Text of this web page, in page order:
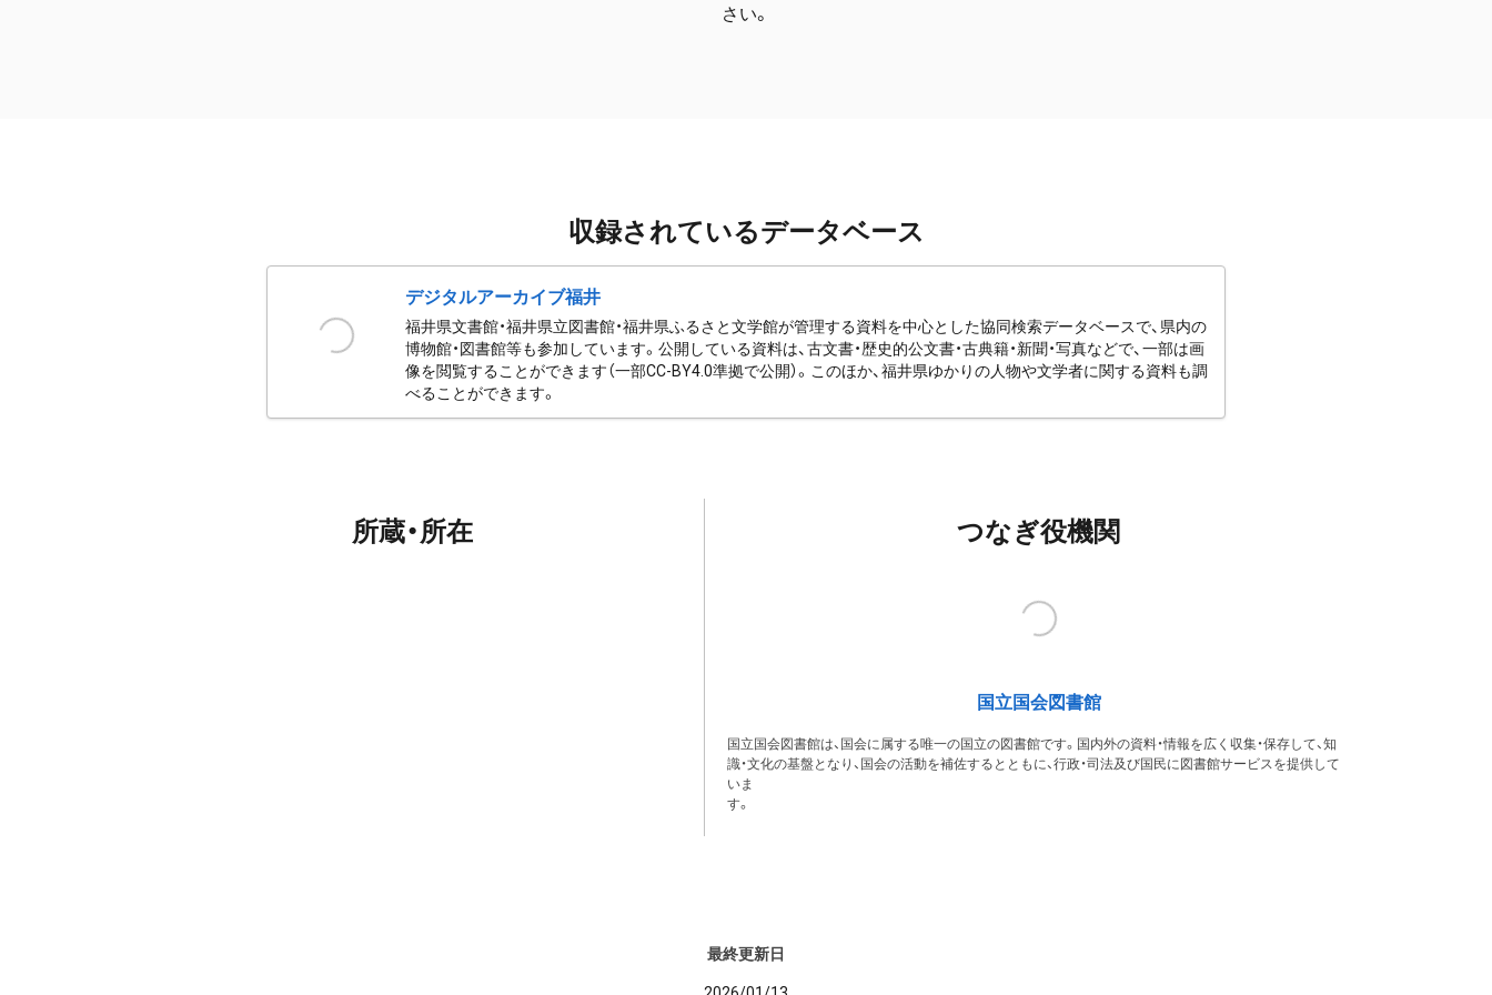
さい。
収録されているデータベース
デジタルアーカイブ福井
福井県文書館・福井県立図書館・福井県ふるさと文学館が管理する資料を中心とした協同検索データベースで、県内の
博物館・図書館等も参加しています。公開している資料は、古文書・歴史的公文書・古典籍・新聞・写真などで、一部は画
像を閲覧することができます（一部CC-BY4.0準拠で公開）。このほか、福井県ゆかりの人物や文学者に関する資料も調
べることができます。
所蔵・所在 つなぎ役機関
国立国会図書館
国立国会図書館は、国会に属する唯一の国立の図書館です。国内外の資料・情報を広く収集・保存して、知
識・文化の基盤となり、国会の活動を補佐するとともに、行政・司法及び国民に図書館サービスを提供して
いま
す。
最終更新日